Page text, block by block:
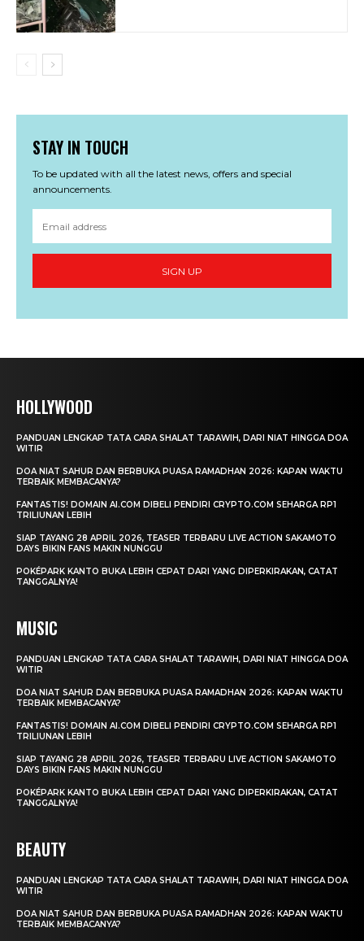
STAY IN TOUCH
To be updated with all the latest news, offers and special
announcements.
SIGN UP
HOLLYWOOD
PANDUAN LENGKAP TATA CARA SHALAT TARAWIH, DARI NIAT HINGGA DOA
WITIR
DOA NIAT SAHUR DAN BERBUKA PUASA RAMADHAN 2026: KAPAN WAKTU
TERBAIK MEMBACANYA?
FANTASTIS! DOMAIN AI.COM DIBELI PENDIRI CRYPTO.COM SEHARGA RP1
TRILIUNAN LEBIH
SIAP TAYANG 28 APRIL 2026, TEASER TERBARU LIVE ACTION SAKAMOTO
DAYS BIKIN FANS MAKIN NUNGGU
POKÉPARK KANTO BUKA LEBIH CEPAT DARI YANG DIPERKIRAKAN, CATAT
TANGGALNYA!
MUSIC
PANDUAN LENGKAP TATA CARA SHALAT TARAWIH, DARI NIAT HINGGA DOA
WITIR
DOA NIAT SAHUR DAN BERBUKA PUASA RAMADHAN 2026: KAPAN WAKTU
TERBAIK MEMBACANYA?
FANTASTIS! DOMAIN AI.COM DIBELI PENDIRI CRYPTO.COM SEHARGA RP1
TRILIUNAN LEBIH
SIAP TAYANG 28 APRIL 2026, TEASER TERBARU LIVE ACTION SAKAMOTO
DAYS BIKIN FANS MAKIN NUNGGU
POKÉPARK KANTO BUKA LEBIH CEPAT DARI YANG DIPERKIRAKAN, CATAT
TANGGALNYA!
BEAUTY
PANDUAN LENGKAP TATA CARA SHALAT TARAWIH, DARI NIAT HINGGA DOA
WITIR
DOA NIAT SAHUR DAN BERBUKA PUASA RAMADHAN 2026: KAPAN WAKTU
TERBAIK MEMBACANYA?